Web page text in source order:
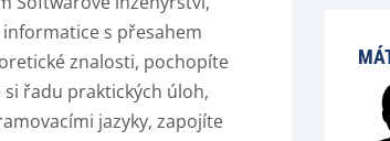
s přesahem
znalosti, pochopíte
řadu praktických úloh,
jazyky, zapojíte